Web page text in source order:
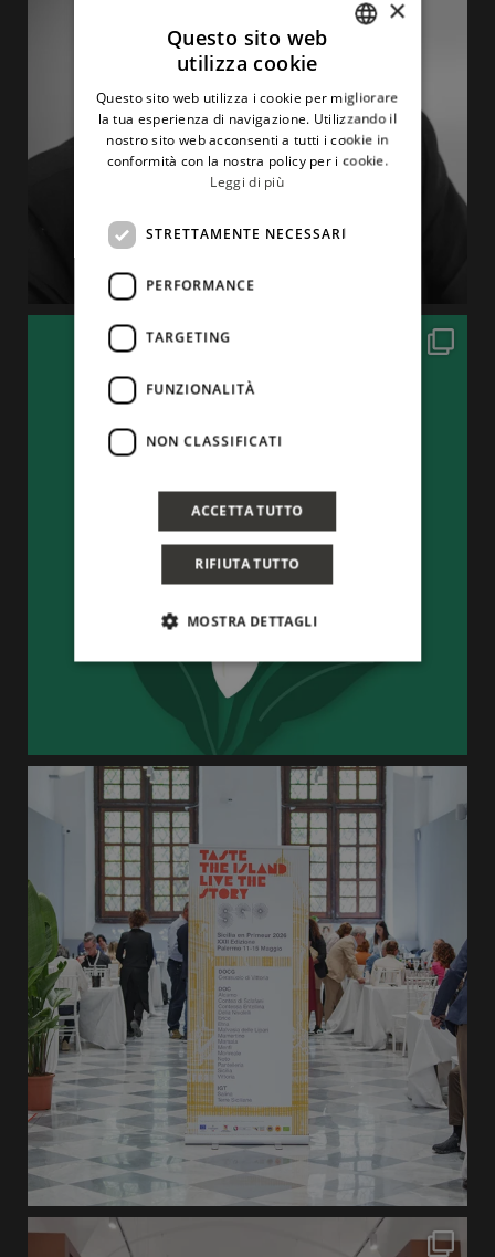
ENGLISH
×
Questo sito web
utilizza cookie
Questo sito web utilizza i cookie per migliorare
la tua esperienza di navigazione. Utilizzando il
nostro sito web acconsenti a tutti i cookie in
conformità con la nostra policy per i cookie.
Leggi di più
STRETTAMENTE NECESSARI
PERFORMANCE
TARGETING
FUNZIONALITÀ
NON CLASSIFICATI
ACCETTA TUTTO
RIFIUTA TUTTO
MOSTRA DETTAGLI